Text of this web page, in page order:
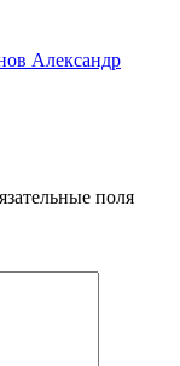
Александр
поля